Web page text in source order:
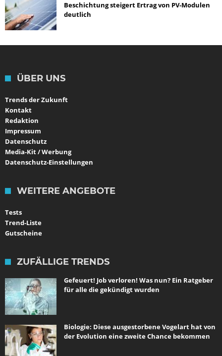
Beschichtung steigert Ertrag von PV-Modulen
deutlich
ÜBER UNS
Trends der Zukunft
Kontakt
Redaktion
Impressum
Datenschutz
Media-Kit / Werbung
Datenschutz-Einstellungen
WEITERE ANGEBOTE
Tests
Trend-Liste
Gutscheine
ZUFÄLLIGE TRENDS
Gefeuert! Job verloren! Was nun? Ein Ratgeber
für alle die gekündigt wurden
Biologie: Diese ausgestorbene Vogelart hat von
der Evolution eine zweite Chance bekommen